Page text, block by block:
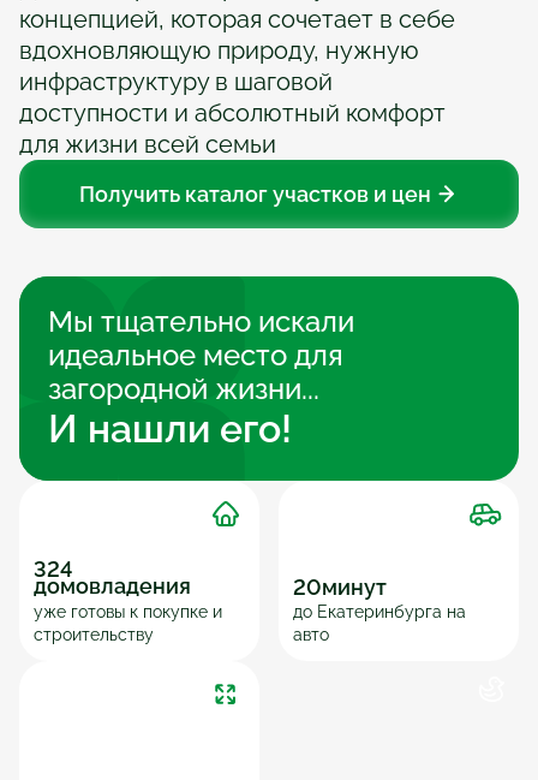
концепцией, которая сочетает в себе
вдохновляющую природу, нужную
инфраструктуру в шаговой
доступности и абсолютный комфорт
для жизни всей семьи
Получить каталог участков и цен
Мы тщательно искали
идеальное место для
загородной жизни...
И нашли его!
324
домовладения
уже готовы к покупке и
строительству
20минут
до Екатеринбурга на
авто